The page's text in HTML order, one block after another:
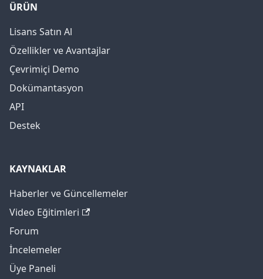
ÜRÜN
Lisans Satın Al
Özellikler ve Avantajlar
Çevrimiçi Demo
Dokümantasyon
API
Destek
KAYNAKLAR
Haberler ve Güncellemeler
Video Eğitimleri
Forum
İncelemeler
Üye Paneli